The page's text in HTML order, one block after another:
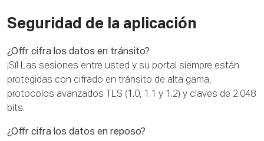
Seguridad de la aplicación
¿Offr cifra los datos en tránsito?
¡Sí! Las sesiones entre usted y su portal siempre están
protegidas con cifrado en tránsito de alta gama,
protocolos avanzados TLS (1.0, 1.1 y 1.2) y claves de 2.048
bits.
¿Offr cifra los datos en reposo?